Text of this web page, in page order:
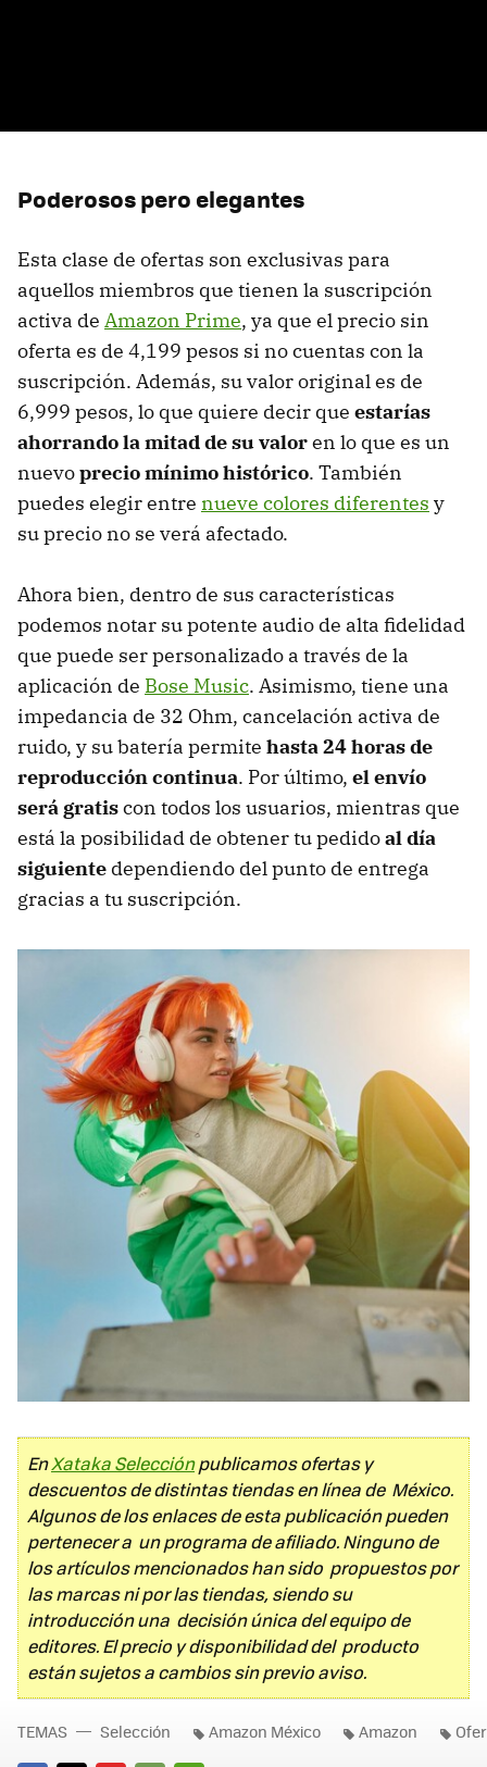
Poderosos pero elegantes
Esta clase de ofertas son exclusivas para
aquellos miembros que tienen la suscripción
activa de Amazon Prime, ya que el precio sin
oferta es de 4,199 pesos si no cuentas con la
suscripción. Además, su valor original es de
6,999 pesos, lo que quiere decir que estarías
ahorrando la mitad de su valoren lo que es un
nuevoprecio mínimo histórico. También
puedes elegir entre nueve colores diferentes y
su precio no se verá afectado.
Ahora bien, dentro de sus características
podemos notar su potente audio de alta fidelidad
que puede ser personalizado a través de la
aplicación de Bose Music. Asimismo, tiene una
impedancia de 32 Ohm, cancelación activa de
ruido, y su batería permite hasta 24 horas de
reproducción continua. Por último, el envío
será gratiscon todos los usuarios, mientras que
está la posibilidad de obtener tu pedidoal día
siguiente dependiendo del punto de entrega
gracias a tu suscripción.
EnXataka Selecciónpublicamos ofertas y
descuentos de distintas tiendas en línea de México.
Algunos de los enlaces de esta publicación pueden
pertenecer a un programa de afiliado. Ninguno de
los artículos mencionados han sido propuestos por
las marcas ni por las tiendas, siendo su
introducción una decisión única del equipo de
editores. El precio y disponibilidad del producto
están sujetos a cambios sin previo aviso.
TEMAS Selección Amazon México Amazon